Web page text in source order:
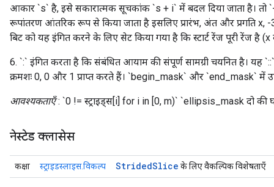
आकार `s` है, इसे सकारात्मक सूचकांक `s + i` में बदल दिया जाता है। तो
रूपांतरण आंतरिक रूप से किया जाता है इसलिए प्रारंभ, अंत और प्रगति x, -
बिट को यह इंगित करने के लिए सेट किया गया है कि स्टार्ट रेंज पूरी रेंज है
6. `:` इंगित करता है कि संबंधित आयाम की संपूर्ण सामग्री चयनित है। यह
क्रमशः 0, 0 और 1 प्राप्त करते हैं। `begin_mask` और `end_mask` में
आवश्यकताएँ: `0 != स्ट्राइड्स[i] for i in [0, m)` `ellipsis_mask दो की
नेस्टेड क्लासेस
कक्षा स्ट्राइडस्लाइस.विकल्प StridedSlice के लिए वैकल्पिक विशेषताएँ